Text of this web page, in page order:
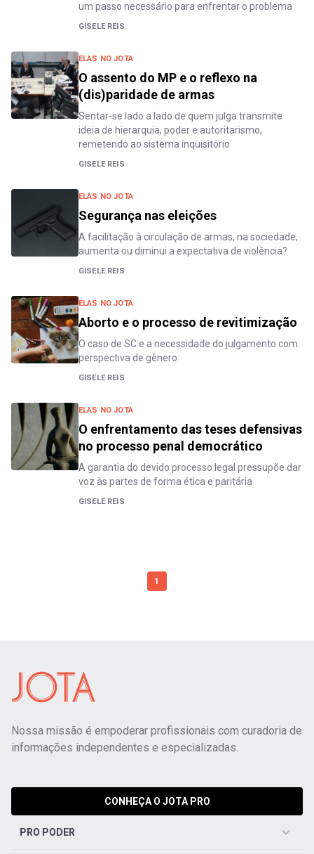
um passo necessário para enfrentar o problema
GISELE REIS
ELAS NO JOTA
O assento do MP e o reflexo na
(dis)paridade de armas
Sentar-se lado a lado de quem julga transmite
ideia de hierarquia, poder e autoritarismo,
remetendo ao sistema inquisitório
GISELE REIS
ELAS NO JOTA
Segurança nas eleições
A facilitação à circulação de armas, na sociedade,
aumenta ou diminui a expectativa de violência?
GISELE REIS
ELAS NO JOTA
Aborto e o processo de revitimização
O caso de SC e a necessidade do julgamento com
perspectiva de gênero
GISELE REIS
ELAS NO JOTA
O enfrentamento das teses defensivas
no processo penal democrático
A garantia do devido processo legal pressupõe dar
voz às partes de forma ética e paritária
GISELE REIS
1
Nossa missão é empoderar profissionais com curadoria de
informações independentes e especializadas.
CONHEÇA O JOTA PRO
PRO PODER